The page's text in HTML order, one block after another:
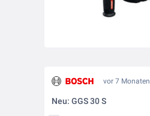
vor 7 Monaten
Neu: GGS 30 S